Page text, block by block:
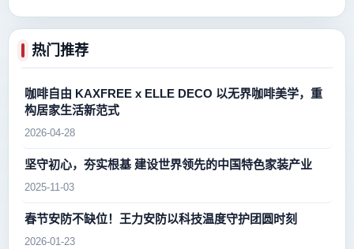
热门推荐
咖啡自由 KAXFREE x ELLE DECO 以无界咖啡美学，重
构居家生活新范式
2026-04-28
坚守初心，夯实根基 建设世界领先的中国特色家装产业
2025-11-03
春节安防不缺位！王力安防以科技温度守护团圆时刻
2026-01-23